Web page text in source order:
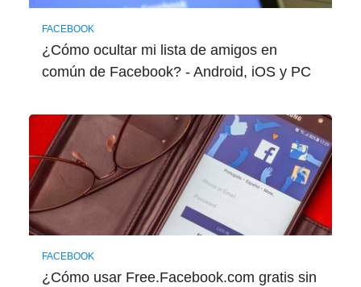
FACEBOOK
¿Cómo ocultar mi lista de amigos en
común de Facebook? - Android, iOS y PC
FACEBOOK
¿Cómo usar Free.Facebook.com gratis sin